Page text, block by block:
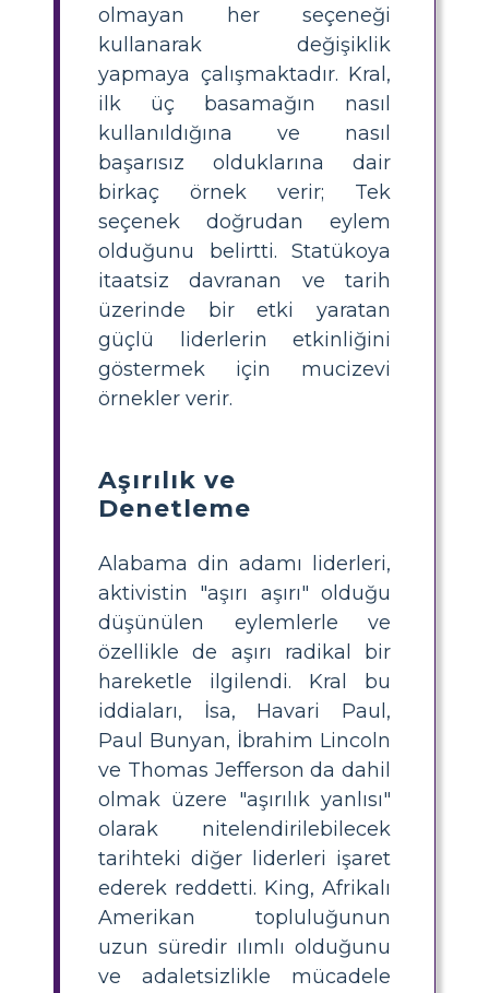
olmayan her seçeneği
kullanarak değişiklik
yapmaya çalışmaktadır. Kral,
ilk üç basamağın nasıl
kullanıldığına ve nasıl
başarısız olduklarına dair
birkaç örnek verir; Tek
seçenek doğrudan eylem
olduğunu belirtti. Statükoya
itaatsiz davranan ve tarih
üzerinde bir etki yaratan
güçlü liderlerin etkinliğini
göstermek için mucizevi
örnekler verir.
Aşırılık ve
Denetleme
Alabama din adamı liderleri,
aktivistin "aşırı aşırı" olduğu
düşünülen eylemlerle ve
özellikle de aşırı radikal bir
hareketle ilgilendi. Kral bu
iddiaları, İsa, Havari Paul,
Paul Bunyan, İbrahim Lincoln
ve Thomas Jefferson da dahil
olmak üzere "aşırılık yanlısı"
olarak nitelendirilebilecek
tarihteki diğer liderleri işaret
ederek reddetti. King, Afrikalı
Amerikan topluluğunun
uzun süredir ılımlı olduğunu
ve adaletsizlikle mücadele